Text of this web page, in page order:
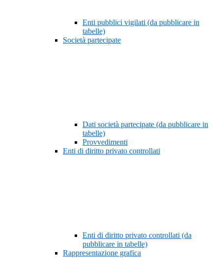
Enti pubblici vigilati (da pubblicare in
tabelle)
Società partecipate
Dati società partecipate (da pubblicare in
tabelle)
Provvedimenti
Enti di diritto privato controllati
Enti di diritto privato controllati (da
pubblicare in tabelle)
Rappresentazione grafica